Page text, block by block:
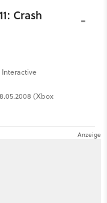
Crash
Interactive
(Xbox
-